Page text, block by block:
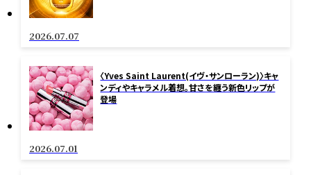
2026.07.07
〈Yves Saint Laurent(イヴ・サンローラン)〉キャ
ンディやキャラメル着想。甘さを纏う新色リップが
登場
2026.07.01